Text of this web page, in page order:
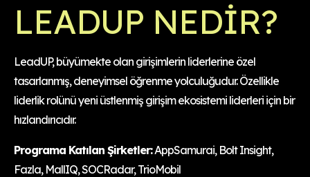
LEADUP NEDİR?
LeadUP, büyümekte olan girişimlerin liderlerine özel
tasarlanmış, deneyimsel öğrenme yolculuğudur. Özellikle
liderlik rolünü yeni üstlenmiş girişim ekosistemi liderleri için bir
hızlandırıcıdır.
Programa Katılan Şirketler:AppSamurai, Bolt Insight,
Fazla, MallIQ, SOCRadar, TrioMobil